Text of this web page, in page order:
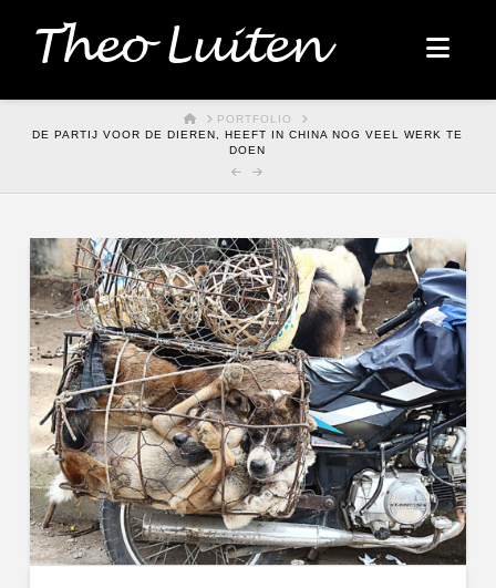
Theo Luiten
HOMEPORTFOLIO
DE PARTIJ VOOR DE DIEREN, HEEFT IN CHINA NOG VEEL WERK TE
DOEN